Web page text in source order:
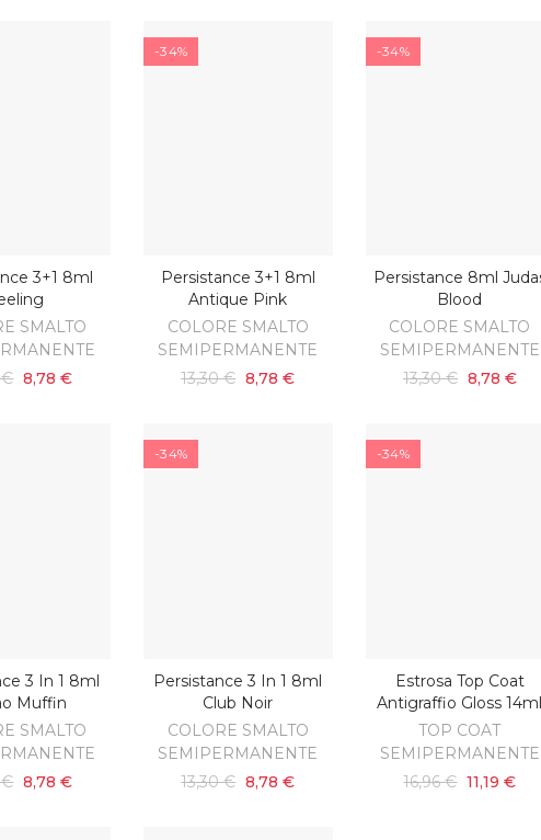
AL CARRELLO
3+1 8ml
SMALTO
€ 8,78 €
-34%
AGGIUNGI AL CARRELLO
Persistance 3+1 8ml
Antique Pink
COLORE SMALTO
SEMIPERMANENTE
13,30 € 8,78 €
-34%
AGGIUNGI AL
Persistance 8ml
Blood
COLORE SMALTO
SEMIPERMANENTE
13,30 € 8,78 €
AL CARRELLO
3 In 1 8ml
Muffin
SMALTO
€ 8,78 €
-34%
AGGIUNGI AL CARRELLO
Persistance 3 In 1 8ml
Club Noir
COLORE SMALTO
SEMIPERMANENTE
13,30 € 8,78 €
-34%
AGGIUNGI AL CARRELLO
Estrosa Top Coat
Antigraffio Gloss 14ml
TOP COAT
SEMIPERMANENTE
16,96 € 11,19 €